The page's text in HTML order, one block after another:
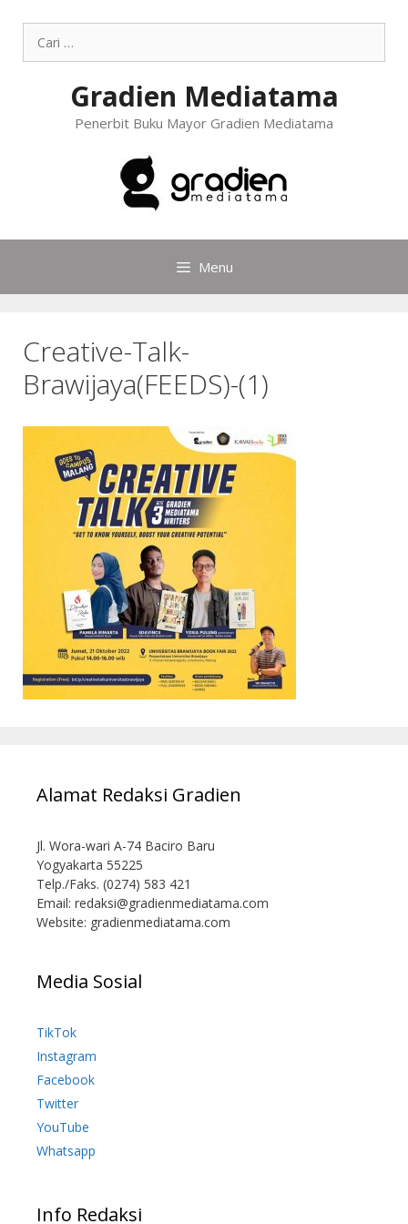
Gradien Mediatama
Penerbit Buku Mayor Gradien Mediatama
Menu
Creative-Talk-
Brawijaya(FEEDS)-(1)
Alamat Redaksi Gradien
Jl. Wora-wari A-74 Baciro Baru
Yogyakarta 55225
Telp./Faks. (0274) 583 421
Email: redaksi@gradienmediatama.com
Website: gradienmediatama.com
Media Sosial
TikTok
Instagram
Facebook
Twitter
YouTube
Whatsapp
Info Redaksi